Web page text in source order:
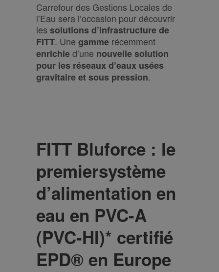
Carrefour des Gestions Locales de
l’Eau sera l’occasion pour découvrir
les solutions d’infrastructure de
FITT. Une gamme récemment
enrichied’une nouvelle solution
pour les réseaux d’eaux usées
gravitaire et sous pression.
FITT Bluforce : le
premiersystème
d’alimentation en
eau en PVC-A
(PVC-HI)* certifié
EPD® en Europe